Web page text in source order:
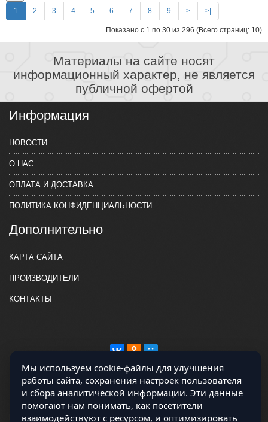
1 2 3 4 5 6 7 8 9 > >|
Показано с 1 по 30 из 296 (Всего страниц: 10)
Материалы на сайте носят
информационный характер, не является
публичной офертой
Информация
НОВОСТИ
О НАС
ОПЛАТА И ДОСТАВКА
ПОЛИТИКА КОНФИДЕНЦИАЛЬНОСТИ
Дополнительно
КАРТА САЙТА
ПРОИЗВОДИТЕЛИ
КОНТАКТЫ
Магазин работает на OCLite Комплект-А - радиодетали и электронные
Мы используем cookie-файлы для улучшения
работы сайта, сохранения настроек пользователя
и сбора аналитической информации. Эти данные
помогают нам понимать, как посетители
взаимодействуют с ресурсом, и оптимизировать